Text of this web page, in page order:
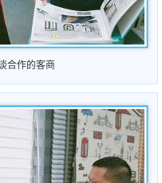
合作的客商